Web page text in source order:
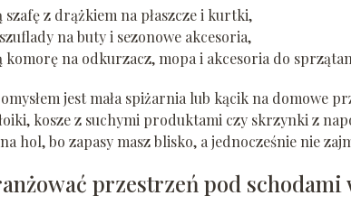
szafę z drążkiem na płaszcze i kurtki,
na buty i sezonowe akcesoria,
komorę na odkurzacz, mopa i akcesoria do
jest mała spiżarnia lub kącik na domowe
kosze z suchymi produktami czy skrzynki z
hol, bo zapasy masz blisko, a jednocześnie nie
przestrzeń pod schodami